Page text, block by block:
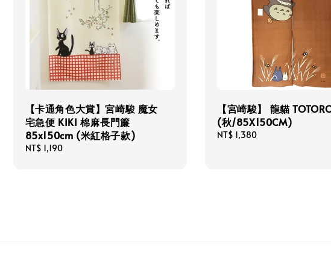
【卡通角色大賞】宮崎駿 魔女
宅急便 KIKI 棉麻長門簾
85x150cm (米紅格子款)
Regular
NT$ 1,190
【宮崎駿】 龍貓
(秋/85X150CM)
Regular
NT$ 1,380